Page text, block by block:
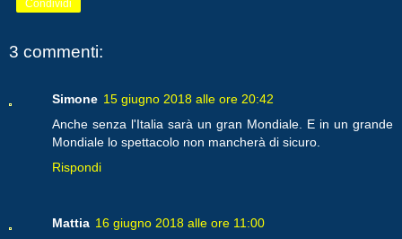
Condividi
3 commenti:
Simone 15 giugno 2018 alle ore 20:42
Anche senza l'Italia sarà un gran Mondiale. E in un grande
Mondiale lo spettacolo non mancherà di sicuro.
Rispondi
Mattia 16 giugno 2018 alle ore 11:00